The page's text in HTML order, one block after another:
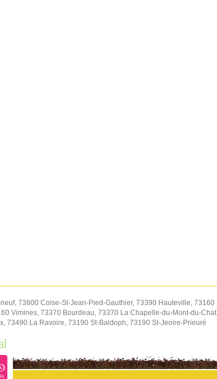
73800 Coise-St-Jean-Pied-Gauthier, 73390 Hauteville, 73160
Vimines, 73370 Bourdeau, 73370 La Chapelle-du-Mont-du-Chat,
73490 La Ravoire, 73190 St-Baldoph, 73190 St-Jeoire-Prieuré